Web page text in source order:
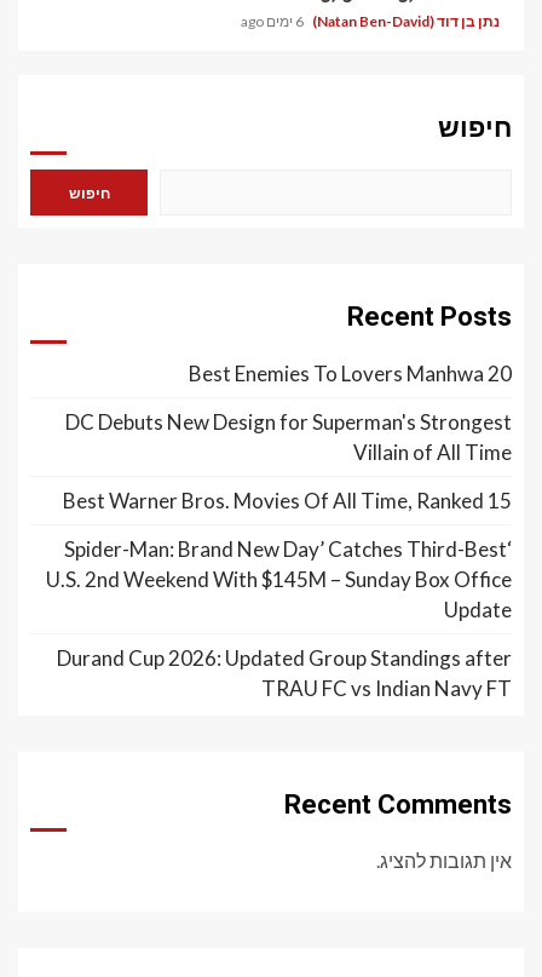
נתן בן דוד (Natan Ben-David) 6 ימים ago
חיפוש
חיפוש
Recent Posts
20 Best Enemies To Lovers Manhwa
DC Debuts New Design for Superman's Strongest
Villain of All Time
15 Best Warner Bros. Movies Of All Time, Ranked
‘Spider-Man: Brand New Day’ Catches Third-Best
U.S. 2nd Weekend With $145M – Sunday Box Office
Update
Durand Cup 2026: Updated Group Standings after
TRAU FC vs Indian Navy FT
Recent Comments
אין תגובות להציג.